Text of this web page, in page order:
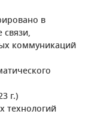
в
коммуникаций
г.)
технологий